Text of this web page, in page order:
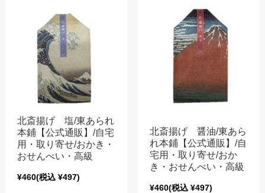
北斎揚げ 塩/東あられ
本鋪【公式通販】/自宅
用・取り寄せ/おかき・
おせんべい・高級
¥460(税込 ¥497)
北斎揚げ 醤油/東あら
れ本鋪【公式通販】/自
宅用・取り寄せ/おか
き・おせんべい・高級
¥460(税込 ¥497)